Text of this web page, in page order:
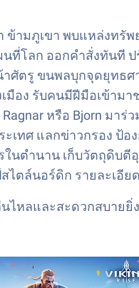
ข้ามภูเขา พบแหล่ง
นที่โลก ออกคำสั่งทันที
าศัตรู ขนพลบุกจุดยุท
เมือง รับคนมีฝีมือเข้
หรือ Bjorn ม
เทศ แลกข่าวกรอง ป้
นตำนาน เก็บวัตถุดิบ
ไตล์นอร์ดิก รายละเ
นไหลและสะดวกสบาย